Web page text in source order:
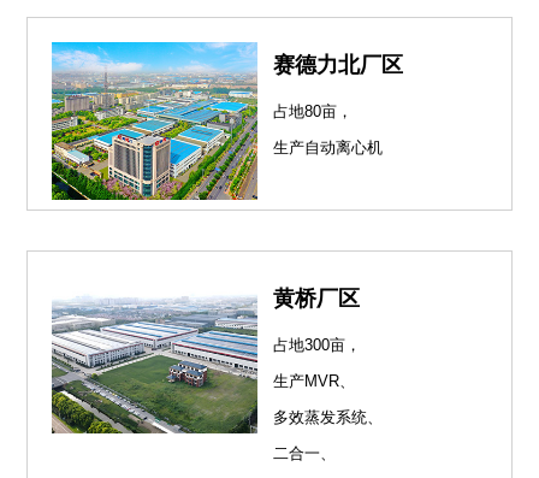
赛德力北厂区
占地80亩，
生产自动离心机
黄桥厂区
占地300亩，
生产MVR、
多效蒸发系统、
二合一、